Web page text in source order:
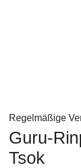
Regelmäßige
Guru-
Tsok